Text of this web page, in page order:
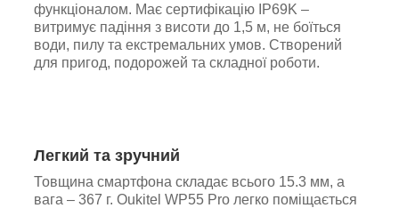
функціоналом. Має сертифікацію IP69K –
витримує падіння з висоти до 1,5 м, не боїться
води, пилу та екстремальних умов. Створений
для пригод, подорожей та складної роботи.
Легкий та зручний
Товщина смартфона складає всього 15.3 мм, а
вага – 367 г. Oukitel WP55 Pro легко поміщається